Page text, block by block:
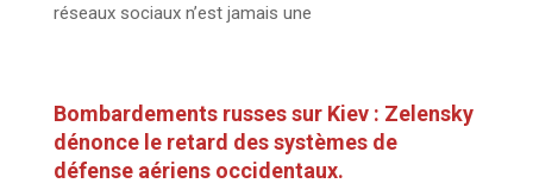
réseaux sociaux n’est jamais une
Bombardements russes sur Kiev : Zelensky
dénonce le retard des systèmes de
défense aériens occidentaux.